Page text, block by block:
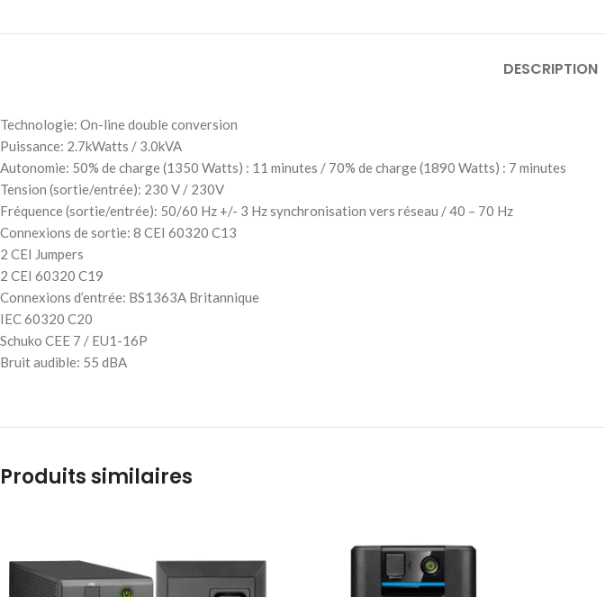
DESCRIPTION
Technologie: On-line double conversion
Puissance: 2.7kWatts / 3.0kVA
Autonomie: 50% de charge (1350 Watts) : 11 minutes / 70% de charge (1890 Watts) : 7 minutes
Tension (sortie/entrée): 230 V / 230V
Fréquence (sortie/entrée): 50/60 Hz +/- 3 Hz synchronisation vers réseau / 40 – 70 Hz
Connexions de sortie: 8 CEI 60320 C13
2 CEI Jumpers
2 CEI 60320 C19
Connexions d’entrée: BS1363A Britannique
IEC 60320 C20
Schuko CEE 7 / EU1-16P
Bruit audible: 55 dBA
Produits similaires